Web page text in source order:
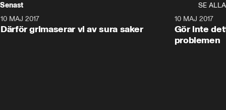
Senast
SE ALLA
10 MAJ 2017
Därför grimaserar vi av sura saker
10 MAJ 2017
Gör inte
problemen